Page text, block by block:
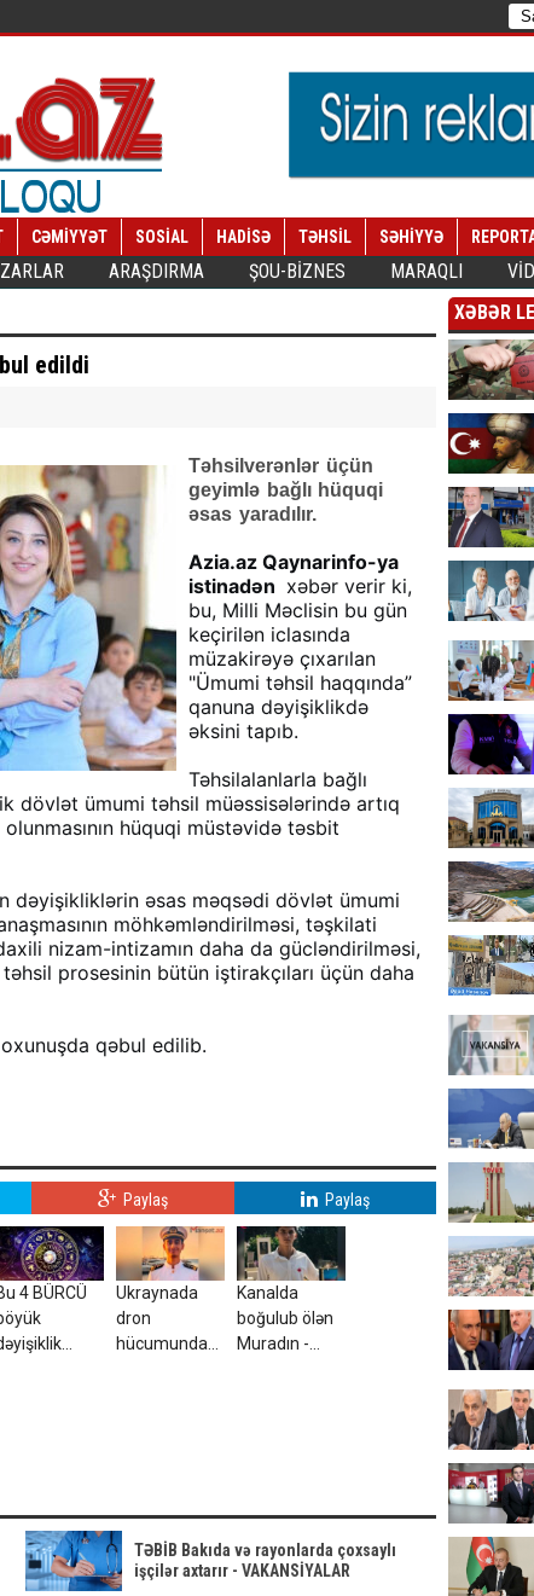
CƏMİYYƏT SOSİAL HADİSƏ TƏHSİL SƏHİYYƏ
ARAŞDIRMA ŞOU-BİZNES MARAQLI
edildi
Təhsilverənlər üçün
geyimlə bağlı hüquqi
əsas yaradılır.
Azia.az Qaynarinfo-ya
istinadən xəbər verir ki,
bu, Milli Məclisin bu gün
keçirilən iclasında
müzakirəyə çıxarılan
"Ümumi təhsil haqqında”
qanuna dəyişiklikdə
əksini tapıb.
Təhsilalanlarla bağlı
dövlət ümumi təhsil müəssisələrində artıq
hüquqi müstəvidə təsbit
dəyişikliklərin əsas məqsədi dövlət ümumi
möhkəmləndirilməsi, təşkilati
nizam-intizamın daha da gücləndirilməsi,
prosesinin bütün iştirakçıları üçün daha
qəbul edilib.
Paylaş Paylaş
4 BÜRCÜ
Ukraynada
dron
hücumunda
Kanalda
boğulub ölən
Muradın -
TƏBİB Bakıda və rayonlarda çoxsaylı
işçilər axtarır - VAKANSİYALAR
XƏBƏR